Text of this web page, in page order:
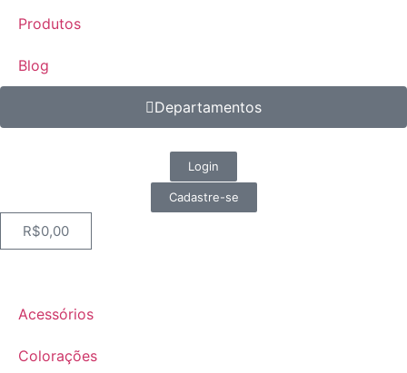
Produtos
Blog
Departamentos
Login
Cadastre-se
R$0,00
Acessórios
Colorações